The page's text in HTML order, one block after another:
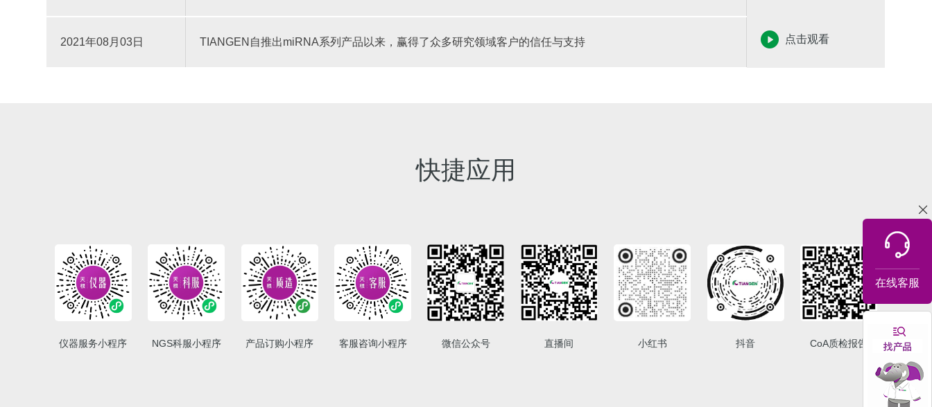
2021年08月03日 TIANGEN自推出miRNA系列产品以来，赢得了众多研究领域客户的信任与支持 点击观看
快捷应用
仪器服务小程序 NGS科服小程序 产品订购小程序 客服咨询小程序 微信公众号 直播间 小红书 抖音 CoA质检报告
在线客服